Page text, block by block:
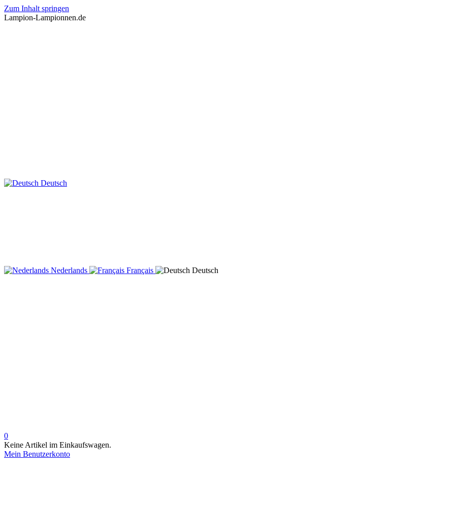
Zum Inhalt springen
Lampion-Lampionnen.de
Deutsch
Nederlands Français Deutsch
0
Keine Artikel im Einkaufswagen.
Mein Benutzerkonto